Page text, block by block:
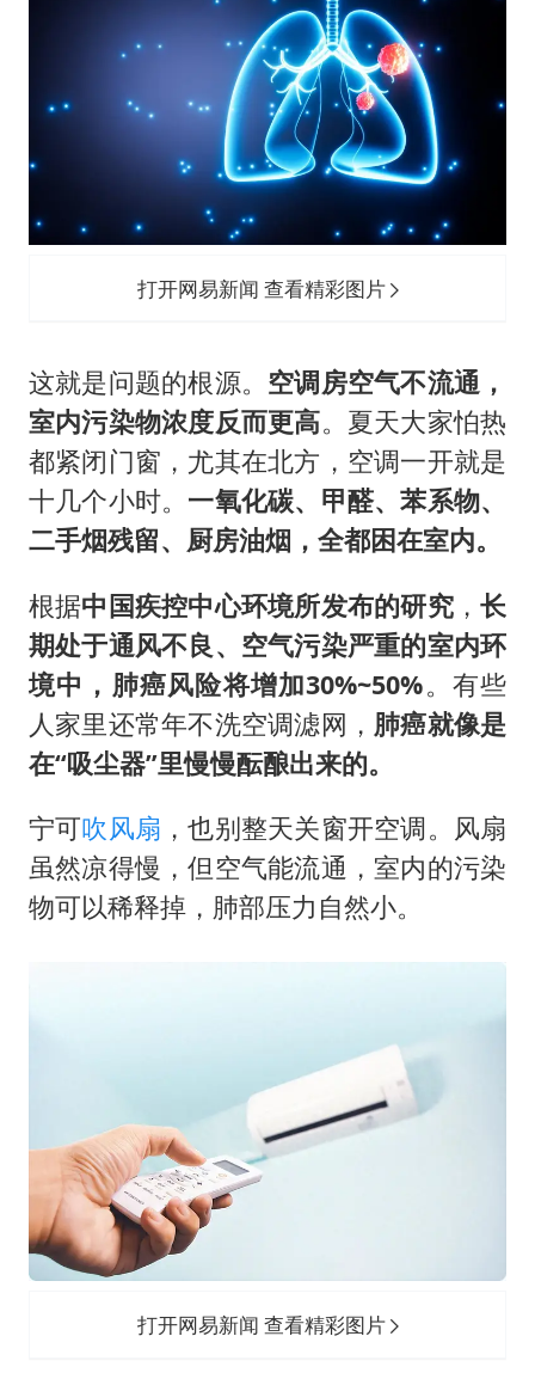
打开网易新闻 查看精彩图片
这就是问题的根源。 空调房空气不流通，
室内污染物浓度反而更高。夏天大家怕热
都紧闭门窗，尤其在北方，空调一开就是
十几个小时。 一氧化碳、甲醛、苯系物、
二手烟残留、厨房油烟，全都困在室内。
根据中国疾控中心环境所发布的研究，长
期处于通风不良、空气污染严重的室内环
境中，肺癌风险将增加30%~50%。有些
人家里还常年不洗空调滤网， 肺癌就像是
在“吸尘器”里慢慢酝酿出来的。
宁可吹风扇 ，也别整天关窗开空调。风扇
虽然凉得慢，但空气能流通，室内的污染
物可以稀释掉，肺部压力自然小。
打开网易新闻 查看精彩图片